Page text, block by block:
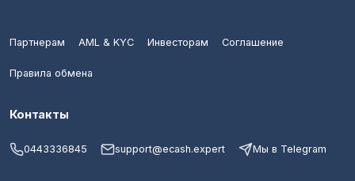
Партнерам AML & KYC Инвесторам Соглашение
Правила обмена
Контакты
0443336845 support@ecash.expert Мы в Telegram